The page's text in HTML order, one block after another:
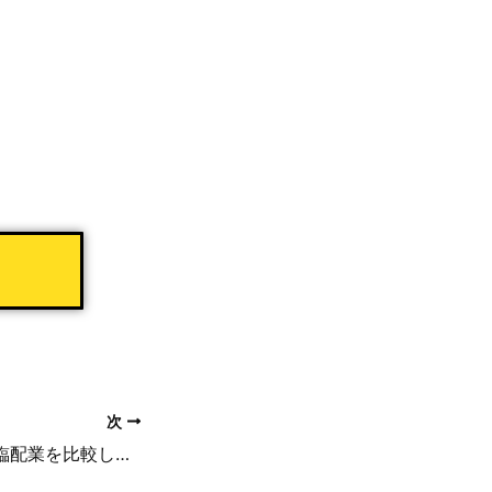
次
スキマバイト系と臨配業を比較してみた！？またメルカリハロが撤退した原因をタイミーとの違いで分析してみました。